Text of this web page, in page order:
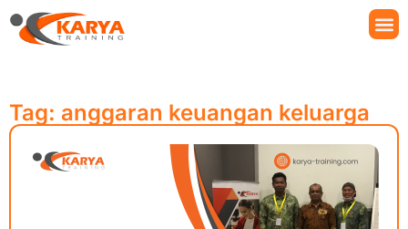
Tag: anggaran keuangan keluarga